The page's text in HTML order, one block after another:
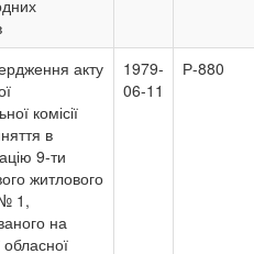
акту
комісії
в
9-ти
житлового
1,
на
обласної
1979-
06-11
Р-880